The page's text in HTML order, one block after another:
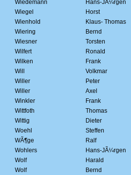
Wiedemann
Hans-JÃ¼rgen
Wiegel
Horst
Wienhold
Klaus- Thomas
Wiering
Bernd
Wiesner
Torsten
Wilfert
Ronald
Wilken
Frank
Will
Volkmar
Willer
Peter
Willer
Axel
Winkler
Frank
Wittfoth
Thomas
Wittig
Dieter
Woehl
Steffen
WÃ¶ge
Ralf
Wohlers
Hans-JÃ¼rgen
Wolf
Harald
Wolf
Bernd